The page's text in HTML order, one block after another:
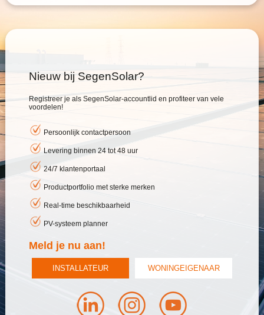
Nieuw bij SegenSolar?
Registreer je als SegenSolar-accountlid en profiteer van vele
voordelen!
Persoonlijk contactpersoon
Levering binnen 24 tot 48 uur
24/7 klantenportaal
Productportfolio met sterke merken
Real-time beschikbaarheid
PV-systeem planner
Meld je nu aan!
INSTALLATEUR WONINGEIGENAAR